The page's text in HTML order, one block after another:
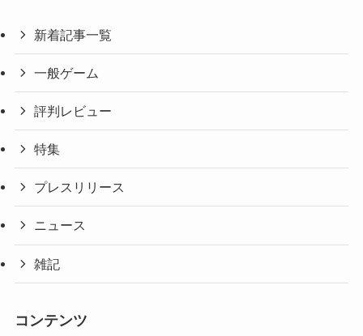
新着記事一覧
一般ゲーム
評判レビュー
特集
プレスリリース
ニュース
雑記
コンテンツ